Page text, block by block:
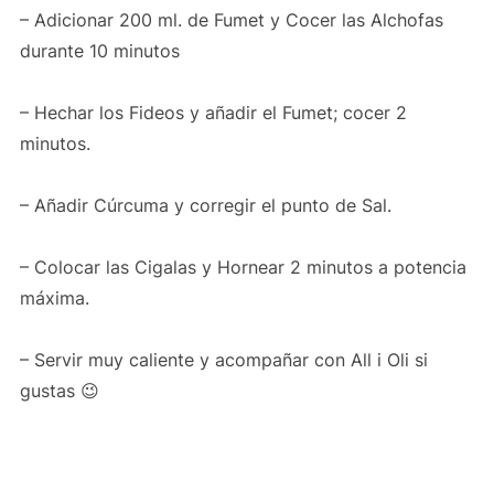
– Adicionar 200 ml. de Fumet y Cocer las Alchofas
durante 10 minutos
– Hechar los Fideos y añadir el Fumet; cocer 2
minutos.
– Añadir Cúrcuma y corregir el punto de Sal.
– Colocar las Cigalas y Hornear 2 minutos a potencia
máxima.
– Servir muy caliente y acompañar con All i Oli si
gustas 😉